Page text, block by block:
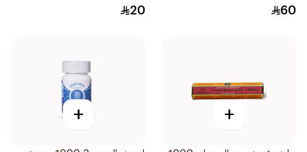
16كبسولة
60
20
+
+